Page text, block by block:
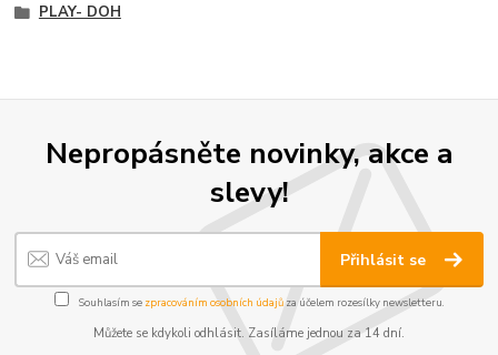
PLAY- DOH
Nepropásněte novinky, akce a
slevy!
Přihlásit se
Souhlasím se zpracováním osobních údajůza účelem rozesílky newsletteru.
Můžete se kdykoli odhlásit. Zasíláme jednou za 14 dní.